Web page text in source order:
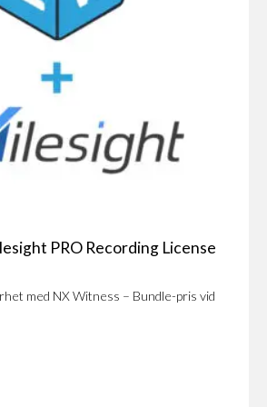
till 3st HTTP-requests till annan
under VCA-inställningar
PRO Recording License
med NX Witness – Bundle-pris vid